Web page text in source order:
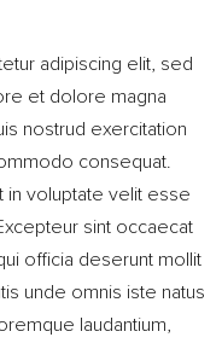
adipiscing elit, sed
et dolore magna
nostrud exercitation
consequat.
in voluptate velit esse
sint occaecat
officia deserunt mollit
unde omnis iste natus
laudantium,